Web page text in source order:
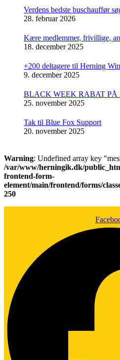
Verdens bedste buschauffør
28. februar 2026
Kære medlemmer, frivillige,
18. december 2025
+200 deltagere til Herning
9. december 2025
BLACK WEEK RABAT PÅ
25. november 2025
Tak til Blue Fox Support
20. november 2025
Warning: Undefined array key
/var/www/herningik.dk/
frontend-form-
element/main/frontend/forms/
250